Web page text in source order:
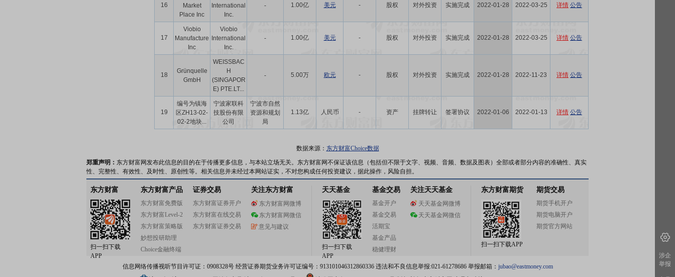
16
Market
Place Inc
International
Inc.
- 1.00亿 美元 - 股权 对外投资 实施完成 2022-01-28 2022-03-25 详情 公告
17
Viobio
Manufacture
Inc
Viobio
International
Inc.
- 1.00亿 美元 - 股权 对外投资 实施完成 2022-01-28 2022-03-25 详情 公告
18
Grünquelle
GmbH
WEISSBAC
H
(SINGAPOR
E) PTE.LT...
- 5.00万 欧元 - 股权 对外投资 实施完成 2022-01-28 2022-11-23 详情 公告
19
编号为镇海
区ZH13-02-
02-2地块...
宁波家联科
技股份有限
公司
宁波市自然
资源和规划
局
1.13亿 人民币 - 资产 挂牌转让 签署协议 2022-01-06 2022-01-13 详情 公告
数据来源： 东方财富Choice数据
郑重声明： 东方财富网发布此信息的目的在于传播更多信息，与本站立场无关。东方财富网不保证该信息（包括但不限于文字、视频、音频、数据及图表）全部或者部分内容的准确性、真实
性、完整性、有效性、及时性、原创性等。相关信息并未经过本网站证实，不对您构成任何投资建议，据此操作，风险自担。
东方财富
扫一扫下载
APP
东方财富产品
东方财富免费版
东方财富Level-2
东方财富策略版
妙想投研助理
Choice金融终端
证券交易
东方财富证券开户
东方财富在线交易
东方财富证券交易
关注东方财富
东方财富网微博
东方财富网微信
意见与建议
天天基金
扫一扫下载
APP
基金交易
基金开户
基金交易
活期宝
基金产品
稳健理财
关注天天基金
天天基金网微博
天天基金网微信
东方财富期货
扫一扫下载APP
期货交易
期货手机开户
期货电脑开户
期货官方网站
信息网络传播视听节目许可证：0908328号 经营证券期货业务许可证编号：913101046312860336 违法和不良信息举报:021-61278686 举报邮箱： jubao@eastmoney.com
涉企
举报